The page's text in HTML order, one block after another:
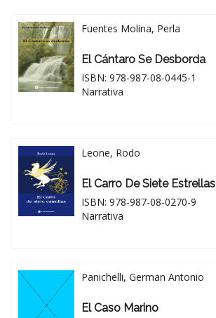
Fuentes Molina, Perla
El Cántaro Se Desborda
ISBN: 978-987-08-0445-1
Narrativa
Leone, Rodo
El Carro De Siete Estrellas
ISBN: 978-987-08-0270-9
Narrativa
Panichelli, German Antonio
El Caso Marino